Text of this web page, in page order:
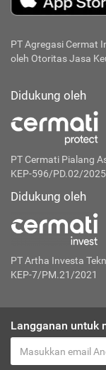
PT Agregasi Cermat
oleh Otoritas Jasa
Didukung oleh
PT Cermati Pialang
KEP-596/PD.02/2025
Didukung oleh
PT Artha Investa
KEP-7/PM.21/2021
Langganan untuk